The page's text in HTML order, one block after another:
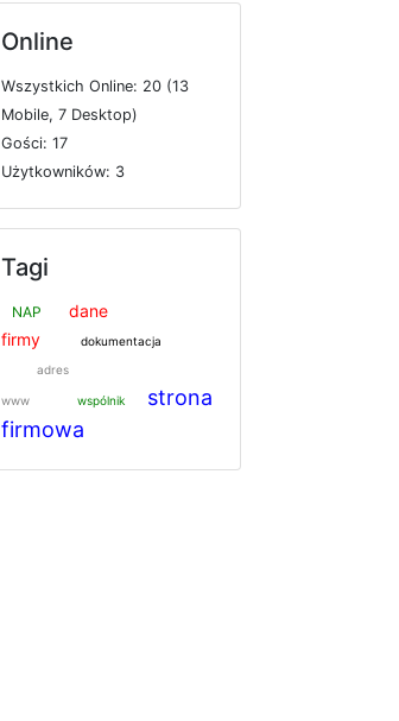
Online
Wszystkich Online: 20 (13
Mobile, 7 Desktop)
Gości: 17
Użytkowników: 3
Tagi
NAP
dane
firmy
dokumentacja
adres
www wspólnik
strona
firmowa